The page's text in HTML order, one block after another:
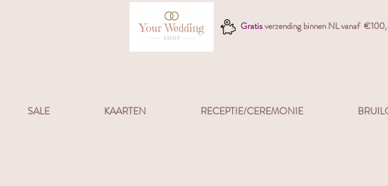
Gratisverzending binnen NL vanaf
SALE KAARTEN RECEPTIE/CEREMONIE